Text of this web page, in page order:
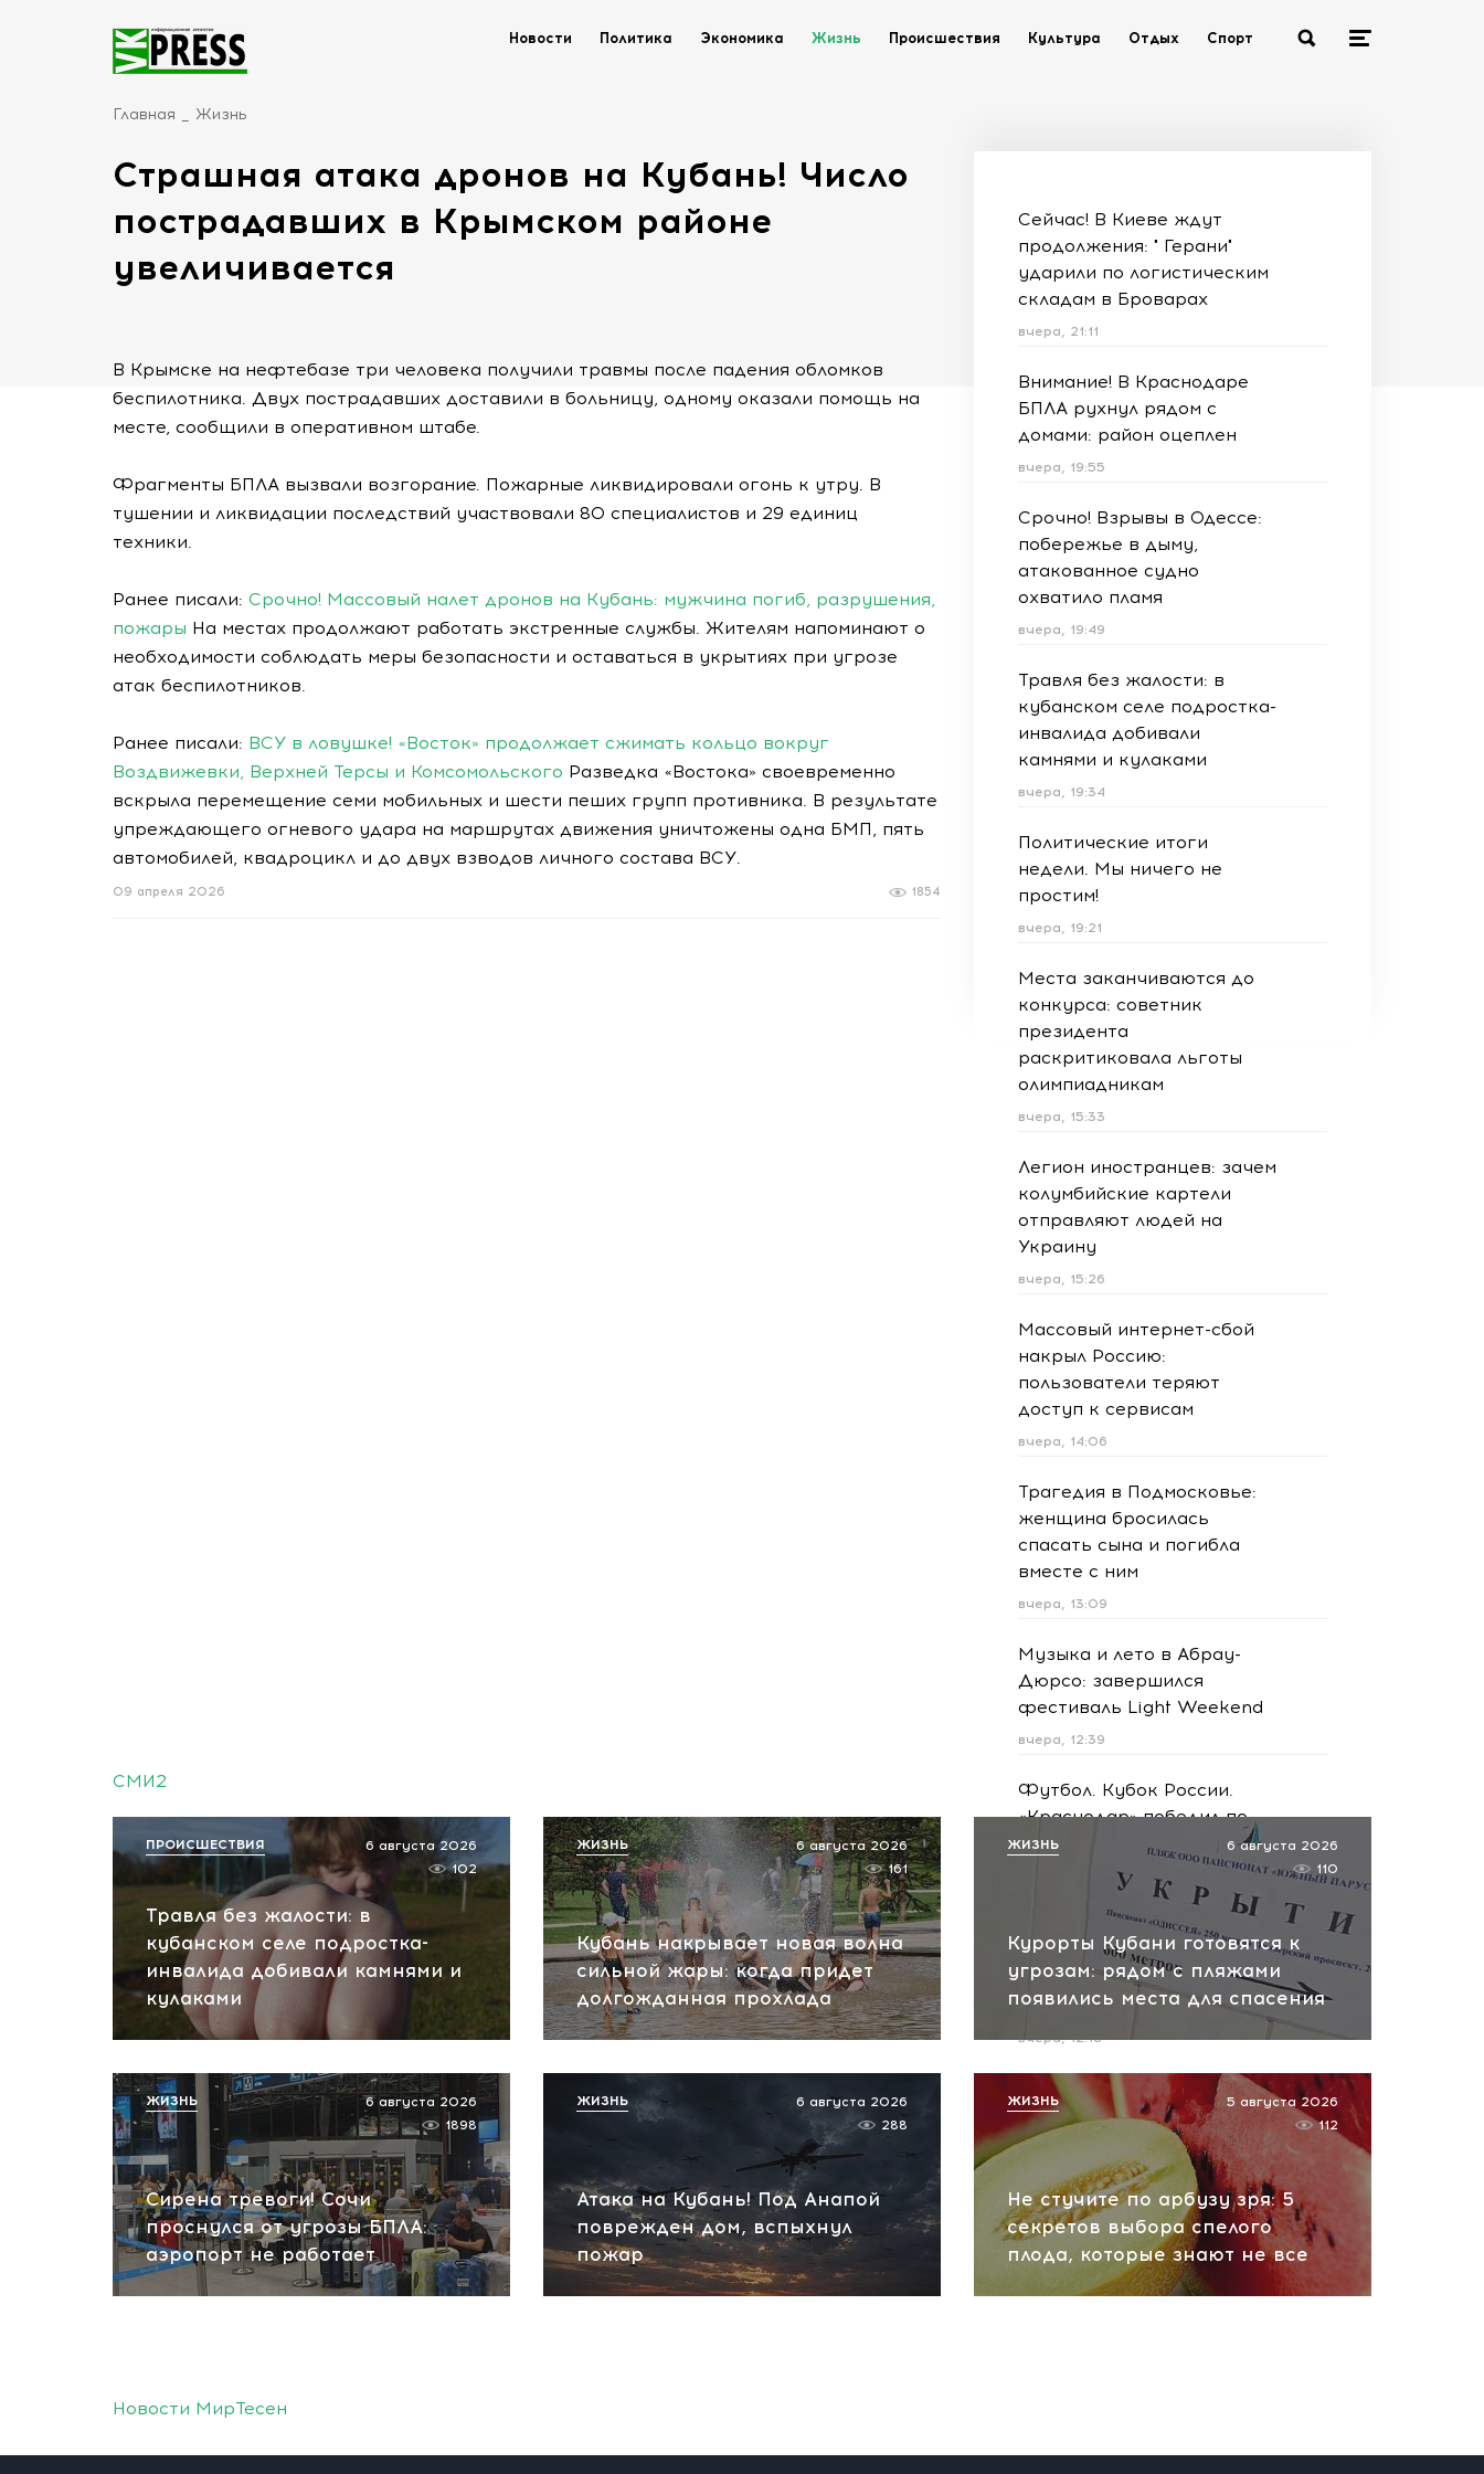
Новости Политика Экономика Жизнь Происшествия Культура Отдых Спорт
Главная Жизнь
Страшная атака дронов на Кубань! Число
пострадавших в Крымском районе
увеличивается
В Крымске на нефтебазе три человека получили травмы после падения обломков
беспилотника. Двух пострадавших доставили в больницу, одному оказали помощь на
месте, сообщили в оперативном штабе.
Фрагменты БПЛА вызвали возгорание. Пожарные ликвидировали огонь к утру. В
тушении и ликвидации последствий участвовали 80 специалистов и 29 единиц
техники.
Ранее писали: Срочно! Массовый налет дронов на Кубань: мужчина погиб, разрушения,
пожары На местах продолжают работать экстренные службы. Жителям напоминают о
необходимости соблюдать меры безопасности и оставаться в укрытиях при угрозе
атак беспилотников.
Ранее писали: ВСУ в ловушке! «Восток» продолжает сжимать кольцо вокруг
Воздвижевки, Верхней Терсы и Комсомольского Разведка «Востока» своевременно
вскрыла перемещение семи мобильных и шести пеших групп противника. В результате
упреждающего огневого удара на маршрутах движения уничтожены одна БМП, пять
автомобилей, квадроцикл и до двух взводов личного состава ВСУ.
1854
09 апреля 2026
Сейчас! В Киеве ждут
продолжения: " Герани"
ударили по логистическим
складам в Броварах
вчера, 21:11
Внимание! В Краснодаре
БПЛА рухнул рядом с
домами: район оцеплен
вчера, 19:55
Срочно! Взрывы в Одессе:
побережье в дыму,
атакованное судно
охватило пламя
вчера, 19:49
Травля без жалости: в
кубанском селе подростка-
инвалида добивали
камнями и кулаками
вчера, 19:34
Политические итоги
недели. Мы ничего не
простим!
вчера, 19:21
Места заканчиваются до
конкурса: советник
президента
раскритиковала льготы
олимпиадникам
вчера, 15:33
Легион иностранцев: зачем
колумбийские картели
отправляют людей на
Украину
вчера, 15:26
Массовый интернет-сбой
накрыл Россию:
пользователи теряют
доступ к сервисам
вчера, 14:06
Трагедия в Подмосковье:
женщина бросилась
спасать сына и погибла
вместе с ним
вчера, 13:09
Музыка и лето в Абрау-
Дюрсо: завершился
фестиваль Light Weekend
вчера, 12:39
Футбол. Кубок России.
«Краснодар» победил по
пенальти «Ахмат»
Масштабная атака на
Ярославскую область!
Обломки БПЛА вызвали
пожар на НПЗ
вчера, 12:18
СМИ2
Травля без жалости: в
кубанском селе подростка-
инвалида добивали камнями и
кулаками
6 августа 2026
102
ПРОИСШЕСТВИЯ
Кубань накрывает новая волна
сильной жары: когда придет
долгожданная прохлада
6 августа 2026
161
ЖИЗНЬ
Курорты Кубани готовятся к
угрозам: рядом с пляжами
появились места для спасения
6 августа 2026
110
ЖИЗНЬ
Сирена тревоги! Сочи
проснулся от угрозы БПЛА:
аэропорт не работает
6 августа 2026
1898
ЖИЗНЬ
Атака на Кубань! Под Анапой
поврежден дом, вспыхнул
пожар
6 августа 2026
288
ЖИЗНЬ
Не стучите по арбузу зря: 5
секретов выбора спелого
плода, которые знают не все
5 августа 2026
112
ЖИЗНЬ
Новости МирТесен